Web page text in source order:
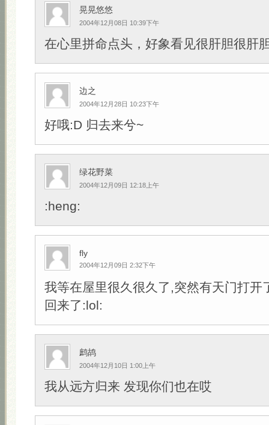
晃晃悠悠
2004年12月08日 10:39下午
在心里拼命点头，好象看见很肝胆很肝
边之
2004年12月28日 10:23下午
好哦:D 归去来兮~
绿花野菜
2004年12月09日 12:18上午
:heng:
fly
2004年12月09日 2:32下午
我等在屋里很久很久了,突然有天门打开
回来了:lol:
鹧鸪
2004年12月10日 1:00上午
我从远方归来 发现你们也在哎